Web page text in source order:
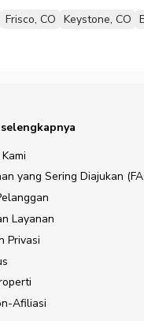
Frisco, CO Keystone, CO
yang Sering Diajukan
Layanan
Privasi
Afiliasi